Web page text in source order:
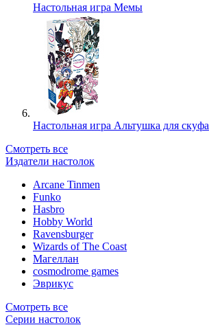
Настольная игра Мемы
Настольная игра Альтушка для скуфа
Смотреть все
Издатели настолок
Arcane Tinmen
Funko
Hasbro
Hobby World
Ravensburger
Wizards of The Coast
Магеллан
сosmodrome games
Эврикус
Смотреть все
Серии настолок